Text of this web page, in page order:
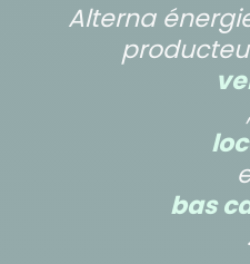
Alterna
,
bas
.